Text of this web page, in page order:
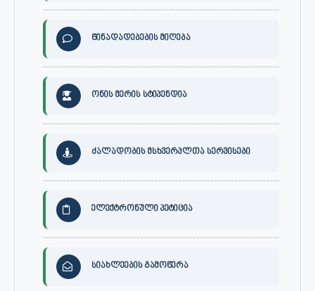
წინადადებების მიღება
ონის მერის სტიპენდია
ძალადობის მსხვერპლთა სერვისები
ელექტრონული პეტიცია
სიახლეების გამოწერა